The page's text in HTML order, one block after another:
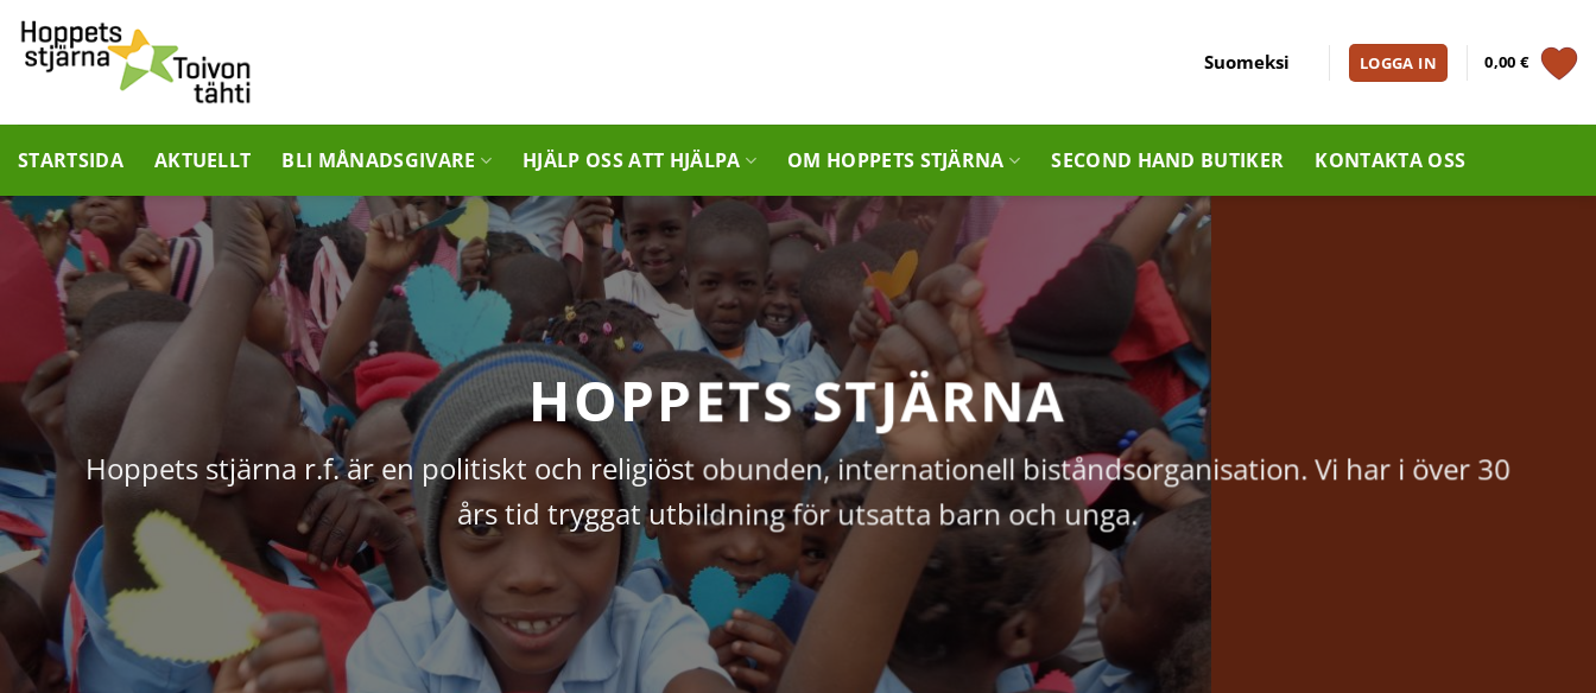
content
Suomeksi LOGGA IN 0,00 €
STARTSIDA AKTUELLT BLI MÅNADSGIVARE HJÄLP OSS ATT HJÄLPA OM HOPPETS STJÄRNA SECOND HAND BUTIKER KONTAKTA OSS
HOPPETS STJÄRNA
Hoppets stjärna r.f. är en politiskt och religiöst obunden, internationell biståndsorganisation. Vi har i över 30
års tid tryggat utbildning för utsatta barn och unga.